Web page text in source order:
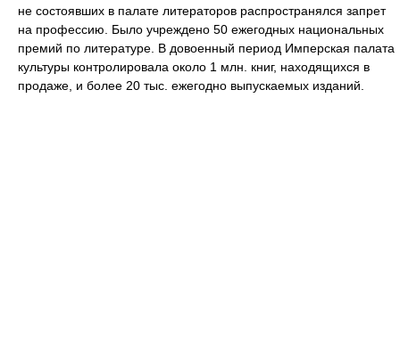
не состоявших в палате литераторов распространялся запрет
на профессию. Было учреждено 50 ежегодных национальных
премий по литературе. В довоенный период Имперская палата
культуры контролировала около 1 млн. книг, находящихся в
продаже, и более 20 тыс. ежегодно выпускаемых изданий.